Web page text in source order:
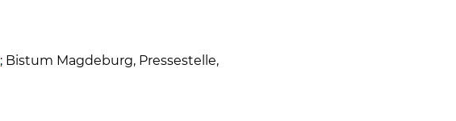
; Bistum Magdeburg, Pressestelle,